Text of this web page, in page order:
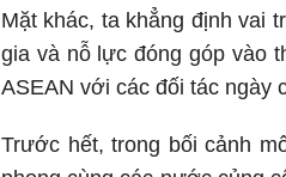
Mặt khác, ta khẳng định vai
gia và nỗ lực đóng góp vào
ASEAN với các đối tác ngày
Trước hết, trong bối cảnh